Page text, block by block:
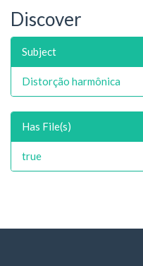
Discover
Subject
Distorção harmônica
Has File(s)
true